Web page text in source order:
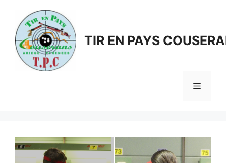
contenu
TIR EN PAYS
Menu